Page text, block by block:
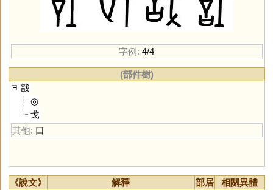
字例: 4/4
(部件樹)
戠
◎
戈
其他: 口
《說文》 解釋 部居
相關異體